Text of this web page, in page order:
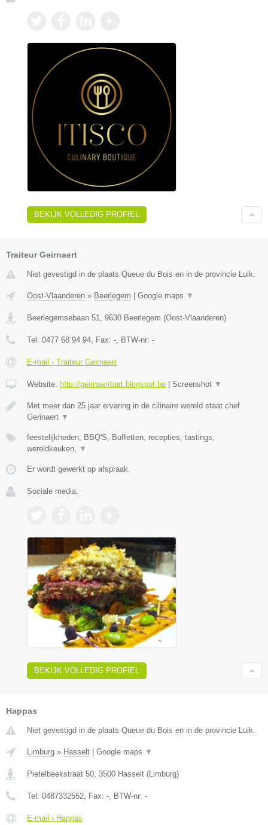
BEKIJK VOLLEDIG PROFIEL
Traiteur Geirnaert
Niet gevestigd in de plaats Queue du Bois en in de provincie Luik.
Oost-Vlaanderen » Beerlegem | Google maps ▼
Beerlegemsebaan 51 9630 Beerlegem (Oost-Vlaanderen)
Tel: 0477 68 94 94 , Fax: - , BTW-nr: -
E-mail › Traiteur Geirnaert
Website: http://geirnaertbart.blogspot.be | Screenshot ▼
Met meer dan 25 jaar ervaring in de cilinaire wereld staat chef
Gerinaert ▼
feestelijkheden, BBQ'S, Buffetten, recepties, tastings,
wereldkeuken,
▼
Er wordt gewerkt op afspraak.
Sociale media:
BEKIJK VOLLEDIG PROFIEL
Happas
Niet gevestigd in de plaats Queue du Bois en in de provincie Luik.
Limburg » Hasselt Google maps ▼
Pietelbeekstraat 50, 3500 Hasselt (Limburg)
Tel: 0487332552, Fax: -, BTW-nr: -
E-mail › Happas